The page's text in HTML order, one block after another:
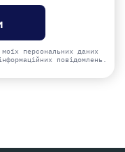
персональних даних
повідомлень.